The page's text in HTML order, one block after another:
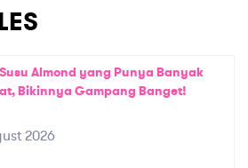
Almond yang Punya Banyak
Bikinnya Gampang Banget!
2026